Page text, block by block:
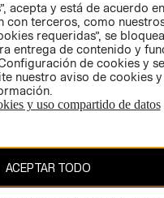
por copyright y es
acepta y está de acuerdo
con terceros, como
requeridas”, se
entrega de contenido y
de cookies y
nuestro aviso de cookies
y uso compartido de datos
ACEPTAR TODO